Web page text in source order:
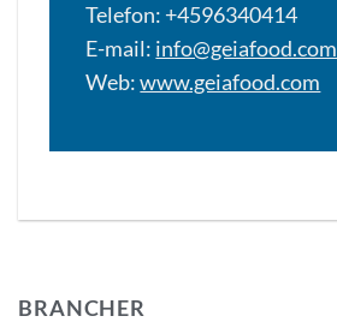
Telefon: +4596340414
E-mail: info@geiafood.com
Web:www.geiafood.com
BRANCHER